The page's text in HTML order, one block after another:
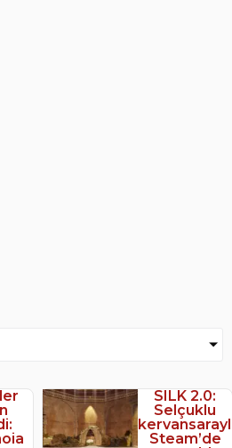
SILK 2.0:
Selçuklu
Steam’de